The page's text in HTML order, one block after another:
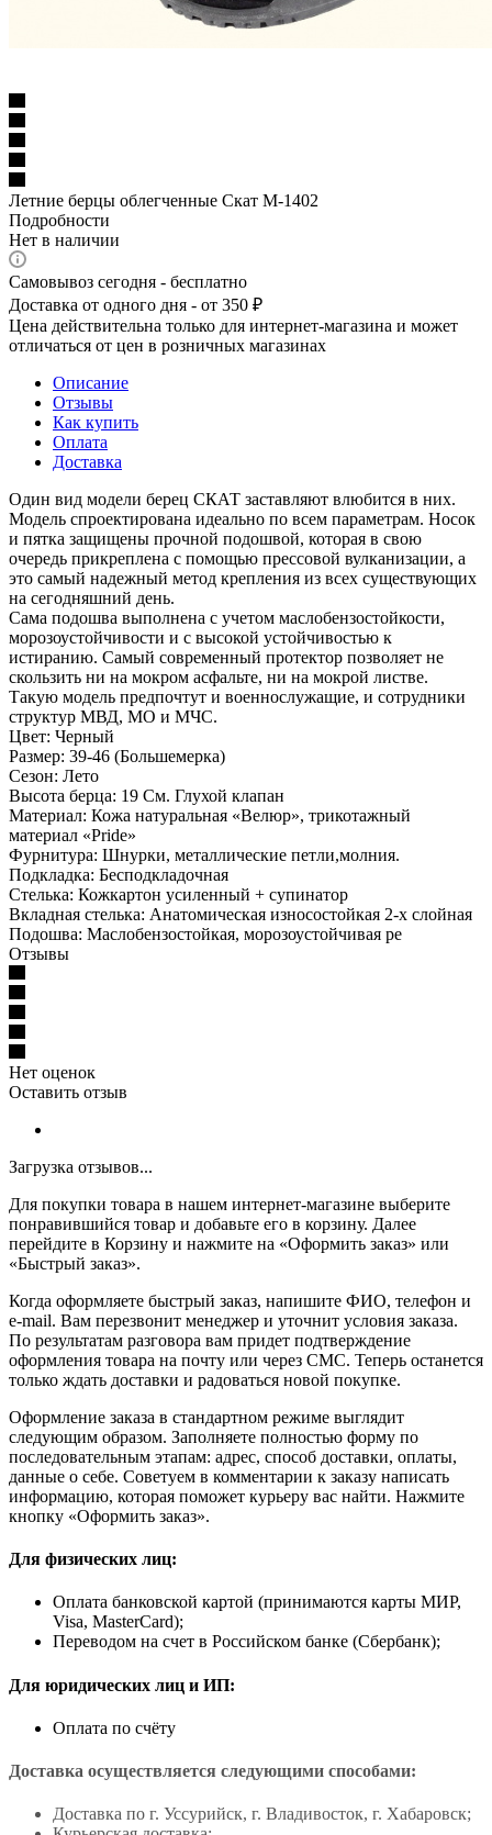
Летние берцы облегченные Скат М-1402
Подробности
Нет в наличии
Самовывоз сегодня - бесплатно
Доставка от одного дня - от 350 ₽
Цена действительна только для интернет-магазина и может
отличаться от цен в розничных магазинах
Описание
Отзывы
Как купить
Оплата
Доставка
Один вид модели берец СКАТ заставляют влюбится в них.
Модель спроектирована идеально по всем параметрам. Носок
и пятка защищены прочной подошвой, которая в свою
очередь прикреплена с помощью прессовой вулканизации, а
это самый надежный метод крепления из всех существующих
на сегодняшний день.
Сама подошва выполнена с учетом маслобензостойкости,
морозоустойчивости и с высокой устойчивостью к
истиранию. Самый современный протектор позволяет не
скользить ни на мокром асфальте, ни на мокрой листве.
Такую модель предпочтут и военнослужащие, и сотрудники
структур МВД, МО и МЧС.
Цвет: Черный
Размер: 39-46 (Большемерка)
Сезон: Лето
Высота берца: 19 См. Глухой клапан
Материал: Кожа натуральная «Велюр», трикотажный
материал «Pride»
Фурнитура: Шнурки, металлические петли,молния.
Подкладка: Бесподкладочная
Стелька: Кожкартон усиленный + супинатор
Вкладная стелька: Анатомическая износостойкая 2-х слойная
Подошва: Маслобензостойкая, морозоустойчивая ре
Отзывы
Нет оценок
Оставить отзыв
Загрузка отзывов...
Для покупки товара в нашем интернет-магазине выберите
понравившийся товар и добавьте его в корзину. Далее
перейдите в Корзину и нажмите на «Оформить заказ» или
«Быстрый заказ».
Когда оформляете быстрый заказ, напишите ФИО, телефон и
e-mail. Вам перезвонит менеджер и уточнит условия заказа.
По результатам разговора вам придет подтверждение
оформления товара на почту или через СМС. Теперь останется
только ждать доставки и радоваться новой покупке.
Оформление заказа в стандартном режиме выглядит
следующим образом. Заполняете полностью форму по
последовательным этапам: адрес, способ доставки, оплаты,
данные о себе. Советуем в комментарии к заказу написать
информацию, которая поможет курьеру вас найти. Нажмите
кнопку «Оформить заказ».
Для физических лиц:
Оплата банковской картой (принимаются карты МИР,
Visa, MasterCard);
Переводом на счет в Российском банке (Сбербанк);
Для юридических лиц и ИП:
Оплата по счёту
Доставка осуществляется следующими способами:
Доставка по г. Уссурийск, г. Владивосток, г. Хабаровск;